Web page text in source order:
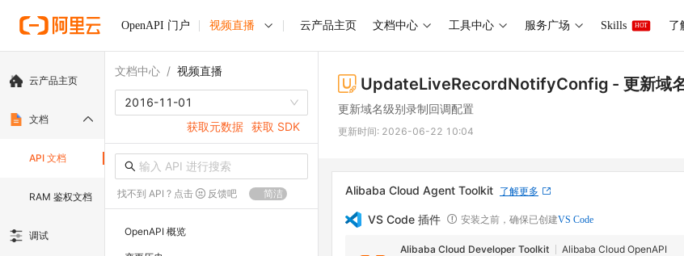
OpenAPI 门户 视频直播 云产品主页 文档中心 工具中心 服务广场 Skills HOT 了
云产品主页
文档
API 文档
RAM 鉴权文档
调试
文档中心 / 视频直播
2016-11-01
获取元数据 获取 SDK
找不到 API ? 点击 反馈吧 简洁
OpenAPI 概览
UpdateLiveRecordNotifyConfig - 更新域
更新域名级别录制回调配置
更新时间: 2026-06-22 10:04
Alibaba Cloud Agent Toolkit 了解更多
VS Code 插件 安装之前，确保已创建VS Code
Alibaba Cloud Developer Toolkit Alibaba Cloud OpenAPI